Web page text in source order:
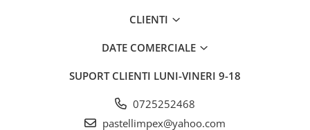
CLIENTI
DATE COMERCIALE
SUPORT CLIENTI LUNI-VINERI 9-18
0725252468
pastellimpex@yahoo.com